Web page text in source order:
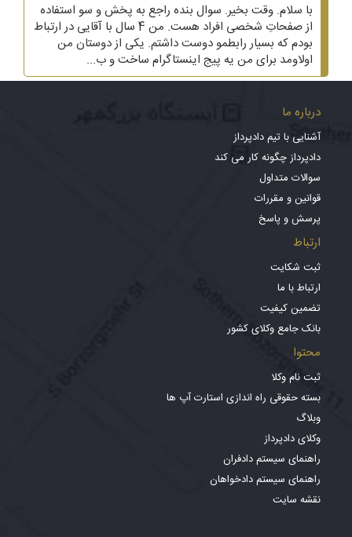
با سلام. وقت بخیر. سوال بنده راجع به پخش و سو استفاده
از صفحاتِ شخصی افراد هست. من 4 سال با آقایی در ارتباط
بودم که بسیار رابطمو دوست داشتم. یکی از دوستان من
اولاومد برای من یه پیج اینستاگرام ساخت و ب...
درباره ما
آشنایی با تیم دادپرداز
دادپرداز چگونه کار می کند
سوالات متداول
قوانین و مقررات
پرسش و پاسخ
ارتباط
ثبت شکایت
ارتباط با ما
تضمین کیفیت
بانک جامع وکلای کشور
محتوا
ثبت نام وکلا
بسته حقوقی راه اندازی استارت آپ ها
وبلاگ
وکلای دادپرداز
راهنمای سیستم دادفران
راهنمای سیستم دادخواهان
نقشه سایت